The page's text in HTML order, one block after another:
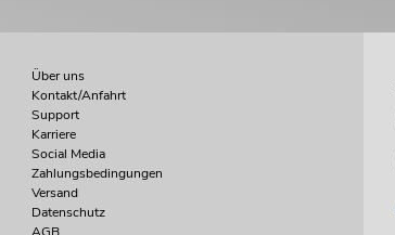
Über uns
Kontakt/Anfahrt
Support
Karriere
Social Media
Zahlungsbedingungen
Versand
Datenschutz
AGB